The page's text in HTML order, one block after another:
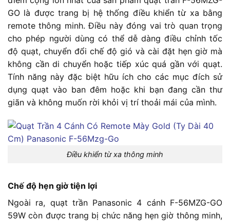
GO là được trang bị hệ thống điều khiển từ xa bằng
remote thông minh. Điều này đóng vai trò quan trọng
cho phép người dùng có thể dễ dàng điều chỉnh tốc
độ quạt, chuyển đổi chế độ gió và cài đặt hẹn giờ mà
không cần di chuyển hoặc tiếp xúc quá gần với quạt.
Tính năng này đặc biệt hữu ích cho các mục đích sử
dụng quạt vào ban đêm hoặc khi bạn đang cần thư
giãn và không muốn rời khỏi vị trí thoải mái của mình.
Điều khiển từ xa thông minh
Chế độ hẹn giờ tiện lợi
Ngoài ra, quạt trần Panasonic 4 cánh F-56MZG-GO
59W còn được trang bị chức năng hẹn giờ thông minh,